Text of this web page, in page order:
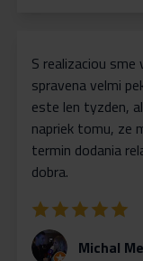
S realizaciou sme
spravena velmi
este len tyzden,
napriek tomu, ze
termin dodania
dobra.
Michal